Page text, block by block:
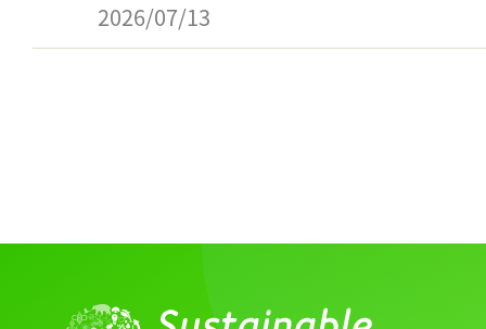
2026/07/13